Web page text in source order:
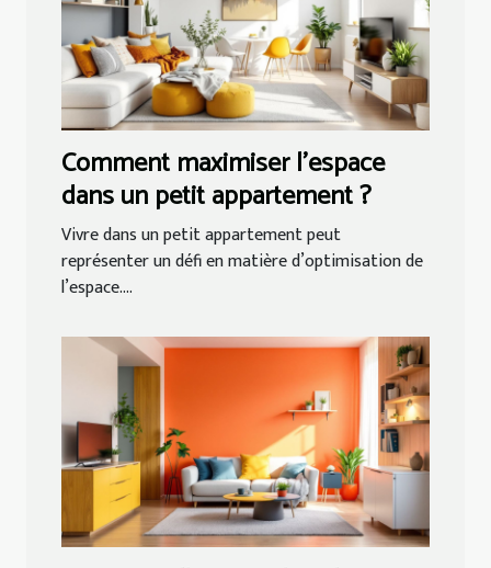
Comment maximiser l'espace
dans un petit appartement ?
Vivre dans un petit appartement peut
représenter un défi en matière d’optimisation de
l’espace....